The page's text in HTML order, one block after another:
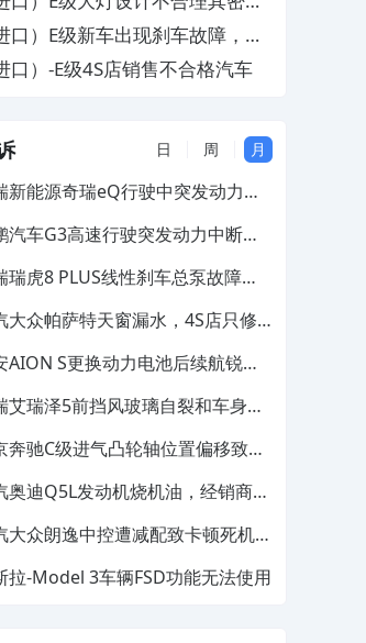
致电脑板烧毁
口）E级新车出现刹车故障，存
全隐患
口）-E级4S店销售不合格汽车
日 周 月
新能源奇瑞eQ行驶中突发动力受
三电质保
汽车G3高速行驶突发动力中断，
瑞虎8 PLUS线性刹车总泵故障，
大众帕萨特天窗漏水，4S店只修
AION S更换动力电池后续航锐
艾瑞泽5前挡风玻璃自裂和车身多
奔驰C级进气凸轮轴位置偏移致发
奥迪Q5L发动机烧机油，经销商推
大众朗逸中控遭减配致卡顿死机，
拉-Model 3车辆FSD功能无法使用